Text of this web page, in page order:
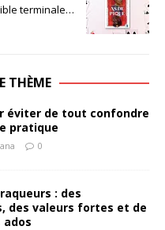
terminale…
THÈME
éviter de tout confondre
pratique
0
: des
des valeurs fortes et de
ados